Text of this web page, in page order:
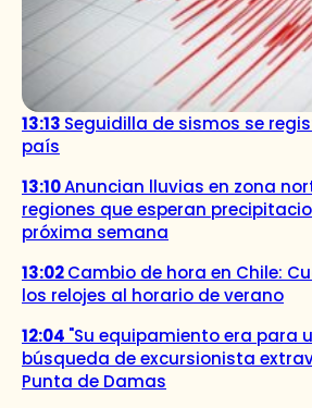
13:13 Seguidilla de sismos se
país
13:10Anuncian lluvias en zona
regiones que esperan
próxima semana
13:02Cambio de hora en Chile:
los relojes al horario de verano
12:04 "Su equipamiento era para
búsqueda de excursionista
Punta de Damas